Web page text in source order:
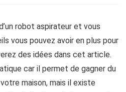
robot aspirateur et vous
vous pouvez avoir en plus pour
des idées dans cet article.
car il permet de gagner du
maison, mais il existe